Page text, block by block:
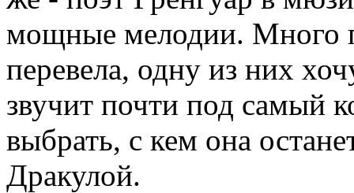
мощные мелодии. Много
перевела, одну из них
звучит почти под самый
выбрать, с кем она
Дракулой.